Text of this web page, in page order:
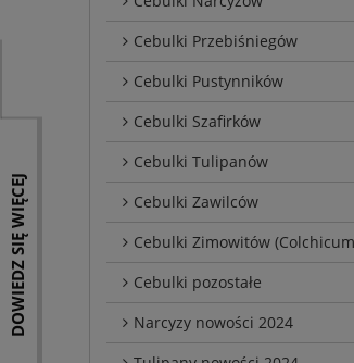
Cebulki Przebiśniegów
Cebulki Pustynników
Cebulki Szafirków
Cebulki Tulipanów
Cebulki Zawilców
Cebulki Zimowitów
Cebulki pozostałe
Narcyzy nowości 2024
DOWIEDZ SIĘ WIĘCEJ